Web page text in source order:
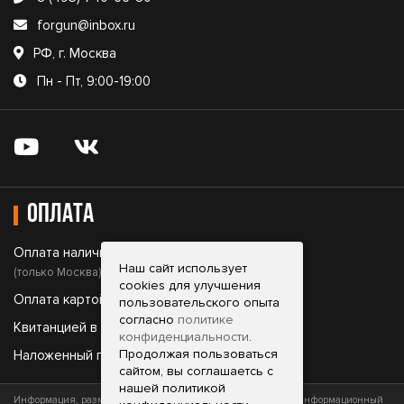
forgun@inbox.ru
РФ, г. Москва
Пн - Пт, 9:00-19:00
Оплата
Оплата наличными;
(только Москва)
Оплата картой;
Квитанцией в банке;
Наложенный платеж.
Информация, размещенная на сайте, носит исключительно информационный
Наш сайт использует
cookies для улучшения
пользовательского опыта
согласно политике
конфиденциальности.
Продолжая пользоваться
сайтом, вы соглашаетсь с
нашей политикой